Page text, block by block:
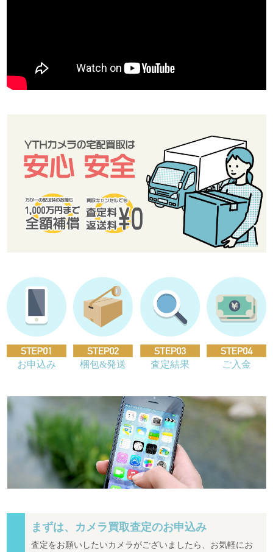
お申込み 梱包&発送 査定結果 ご入金
まずは、カメラ買取査定のお申込み
査定をお願いしたいカメラがございましたら、お気軽にお